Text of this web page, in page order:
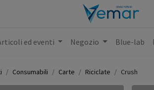
ed eventi Negozio Blue-lab
Consumabili Carte Riciclate Crush